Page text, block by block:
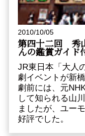
2010/10/05
第四十二回 秀
んの鑑賞ガイド
JR東日本「大人
劇イベントが新
劇前には、元
して知られる山
ましたが、ユー
好評でした。